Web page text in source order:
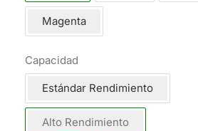
Magenta
Capacidad
Estándar Rendimiento
Alto Rendimiento